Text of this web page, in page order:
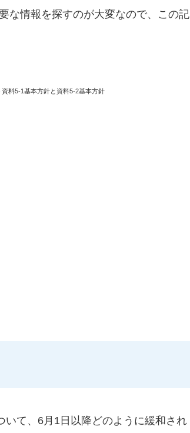
な情報を探すのが大変なので、この記
料5-1基本方針と資料5-2基本方針
て、6月1日以降どのように緩和され